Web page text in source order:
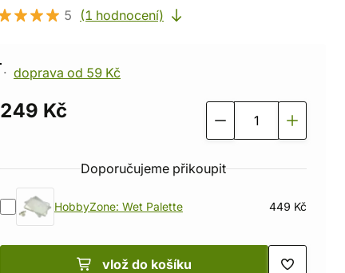
5 (1 hodnocení)
doprava od 59 Kč
249 Kč
Doporučujeme přikoupit
HobbyZone: Wet Palette 449 Kč
vlož do košíku